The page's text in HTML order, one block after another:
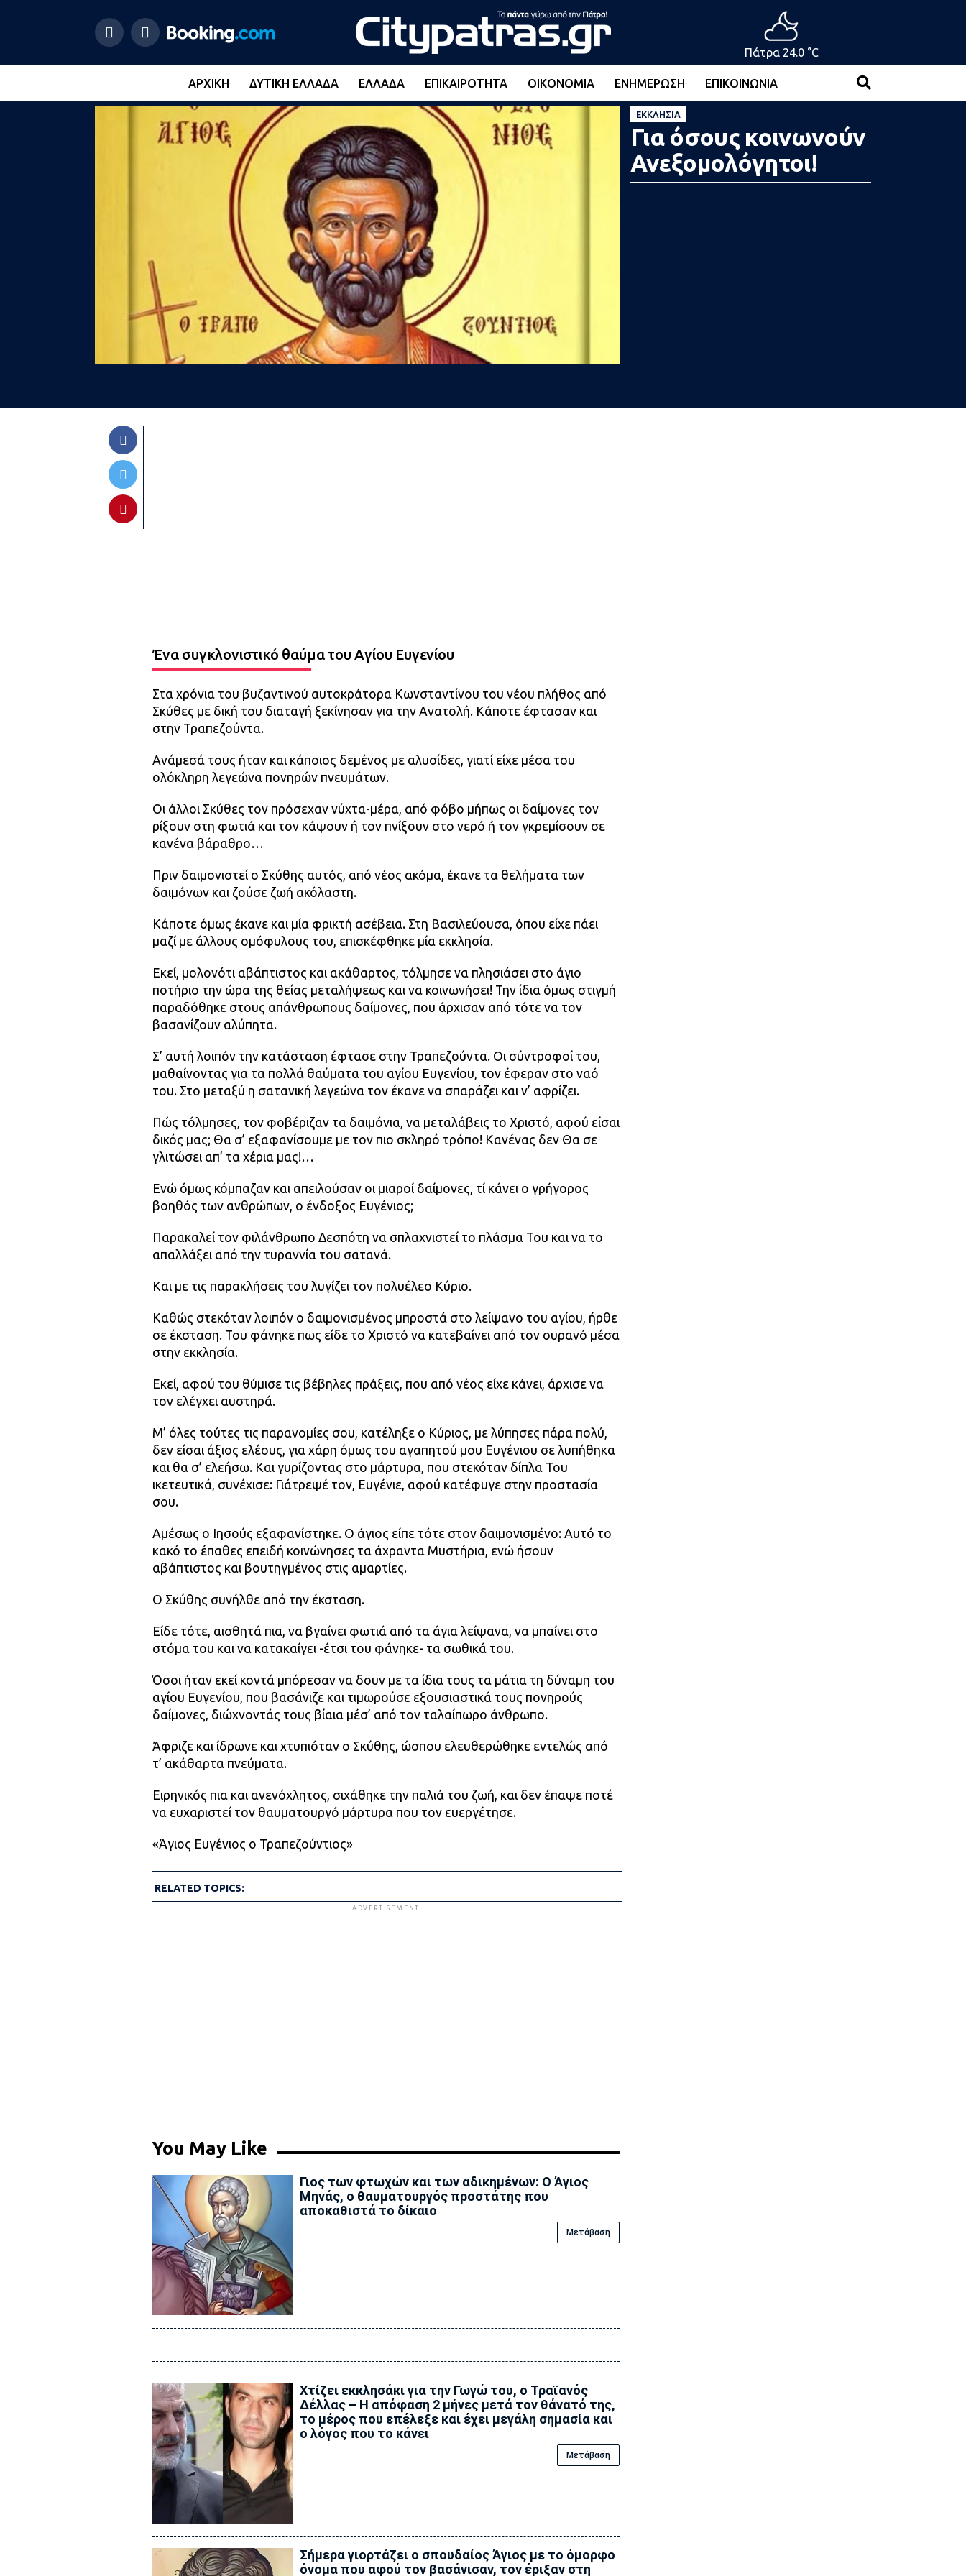
Πάτρα 24.0 °C
ΑΡΧΙΚΉ ΔΥΤΙΚΉ ΕΛΛΆΔΑ ΕΛΛΆΔΑ ΕΠΙΚΑΙΡΌΤΗΤΑ ΟΙΚΟΝΟΜΊΑ ΕΝΗΜΈΡΩΣΗ ΕΠΙΚΟΙΝΩΝΊΑ
ΕΚΚΛΗΣΊΑ
Για όσους κοινωνούν
Ανεξομολόγητοι!
Ένα συγκλονιστικό θαύμα του Αγίου Ευγενίου
Στα χρόνια του βυζαντινού αυτοκράτορα Κωνσταντίνου του νέου πλήθος από
Σκύθες με δική του διαταγή ξεκίνησαν για την Ανατολή. Κάποτε έφτασαν και
στην Τραπεζούντα.
Ανάμεσά τους ήταν και κάποιος δεμένος με αλυσίδες, γιατί είχε μέσα του
ολόκληρη λεγεώνα πονηρών πνευμάτων.
Οι άλλοι Σκύθες τον πρόσεχαν νύχτα-μέρα, από φόβο μήπως οι δαίμονες τον
ρίξουν στη φωτιά και τον κάψουν ή τον πνίξουν στο νερό ή τον γκρεμίσουν σε
κανένα βάραθρο…
Πριν δαιμονιστεί ο Σκύθης αυτός, από νέος ακόμα, έκανε τα θελήματα των
δαιμόνων και ζούσε ζωή ακόλαστη.
Κάποτε όμως έκανε και μία φρικτή ασέβεια. Στη Βασιλεύουσα, όπου είχε πάει
μαζί με άλλους ομόφυλους του, επισκέφθηκε μία εκκλησία.
Εκεί, μολονότι αβάπτιστος και ακάθαρτος, τόλμησε να πλησιάσει στο άγιο
ποτήριο την ώρα της θείας μεταλήψεως και να κοινωνήσει! Την ίδια όμως στιγμή
παραδόθηκε στους απάνθρωπους δαίμονες, που άρχισαν από τότε να τον
βασανίζουν αλύπητα.
Σ’ αυτή λοιπόν την κατάσταση έφτασε στην Τραπεζούντα. Οι σύντροφοί του,
μαθαίνοντας για τα πολλά θαύματα του αγίου Ευγενίου, τον έφεραν στο ναό
του. Στο μεταξύ η σατανική λεγεώνα τον έκανε να σπαράζει και ν’ αφρίζει.
Πώς τόλμησες, τον φοβέριζαν τα δαιμόνια, να μεταλάβεις το Χριστό, αφού είσαι
δικός μας; Θα σ’ εξαφανίσουμε με τον πιο σκληρό τρόπο! Κανένας δεν Θα σε
γλιτώσει απ’ τα χέρια μας!…
Ενώ όμως κόμπαζαν και απειλούσαν οι μιαροί δαίμονες, τί κάνει ο γρήγορος
βοηθός των ανθρώπων, ο ένδοξος Ευγένιος;
Παρακαλεί τον φιλάνθρωπο Δεσπότη να σπλαχνιστεί το πλάσμα Του και να το
απαλλάξει από την τυραννία του σατανά.
Και με τις παρακλήσεις του λυγίζει τον πολυέλεο Κύριο.
Καθώς στεκόταν λοιπόν ο δαιμονισμένος μπροστά στο λείψανο του αγίου, ήρθε
σε έκσταση. Του φάνηκε πως είδε το Χριστό να κατεβαίνει από τον ουρανό μέσα
στην εκκλησία.
Εκεί, αφού του θύμισε τις βέβηλες πράξεις, που από νέος είχε κάνει, άρχισε να
τον ελέγχει αυστηρά.
Μ’ όλες τούτες τις παρανομίες σου, κατέληξε ο Κύριος, με λύπησες πάρα πολύ,
δεν είσαι άξιος ελέους, για χάρη όμως του αγαπητού μου Ευγένιου σε λυπήθηκα
και θα σ’ ελεήσω. Και γυρίζοντας στο μάρτυρα, που στεκόταν δίπλα Του
ικετευτικά, συνέχισε: Γιάτρεψέ τον, Ευγένιε, αφού κατέφυγε στην προστασία
σου.
Αμέσως ο Ιησούς εξαφανίστηκε. Ο άγιος είπε τότε στον δαιμονισμένο: Αυτό το
κακό το έπαθες επειδή κοινώνησες τα άχραντα Μυστήρια, ενώ ήσουν
αβάπτιστος και βουτηγμένος στις αμαρτίες.
Ο Σκύθης συνήλθε από την έκσταση.
Είδε τότε, αισθητά πια, να βγαίνει φωτιά από τα άγια λείψανα, να μπαίνει στο
στόμα του και να κατακαίγει -έτσι του φάνηκε- τα σωθικά του.
Όσοι ήταν εκεί κοντά μπόρεσαν να δουν με τα ίδια τους τα μάτια τη δύναμη του
αγίου Ευγενίου, που βασάνιζε και τιμωρούσε εξουσιαστικά τους πονηρούς
δαίμονες, διώχνοντάς τους βίαια μέσ’ από τον ταλαίπωρο άνθρωπο.
Άφριζε και ίδρωνε και χτυπιόταν ο Σκύθης, ώσπου ελευθερώθηκε εντελώς από
τ’ ακάθαρτα πνεύματα.
Ειρηνικός πια και ανενόχλητος, σιχάθηκε την παλιά του ζωή, και δεν έπαψε ποτέ
να ευχαριστεί τον θαυματουργό μάρτυρα που τον ευεργέτησε.
«Άγιος Ευγένιος ο Τραπεζούντιος»
RELATED TOPICS:
ADVERTISEMENT
You May Like
Γιος των φτωχών και των αδικημένων: Ο Άγιος
Μηνάς, ο θαυματουργός προστάτης που
αποκαθιστά το δίκαιο
Μετάβαση
Xτίζει εκκλησάκι για την Γωγώ του, ο Τραϊανός
Δέλλας – Η απόφαση 2 μήνες μετά τον θάνατό της,
το μέρος που επέλεξε και έχει μεγάλη σημασία και
ο λόγος που το κάνει
Μετάβαση
Σήμερα γιορτάζει ο σπουδαίος Άγιος με το όμορφο
όνομα που αφού τον βασάνισαν, τον έριξαν στη